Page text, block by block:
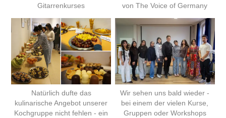
Gitarrenkurses von The Voice of Germany
Natürlich dufte das
kulinarische Angebot unserer
Kochgruppe nicht fehlen - ein
Wir sehen uns bald wieder -
bei einem der vielen Kurse,
Gruppen oder Workshops